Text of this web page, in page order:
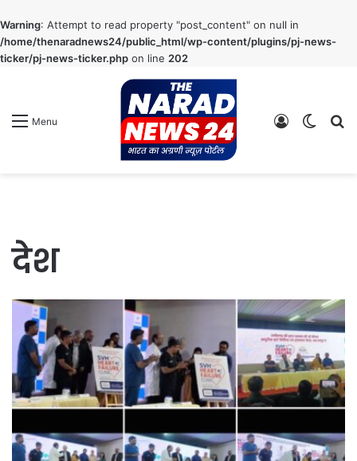
Warning: Attempt to read property "post_content" on null in
/home/thenaradnews24/public_html/wp-content/plugins/pj-news-
ticker/pj-news-ticker.php on line 202
Menu
Switch
Log
देश